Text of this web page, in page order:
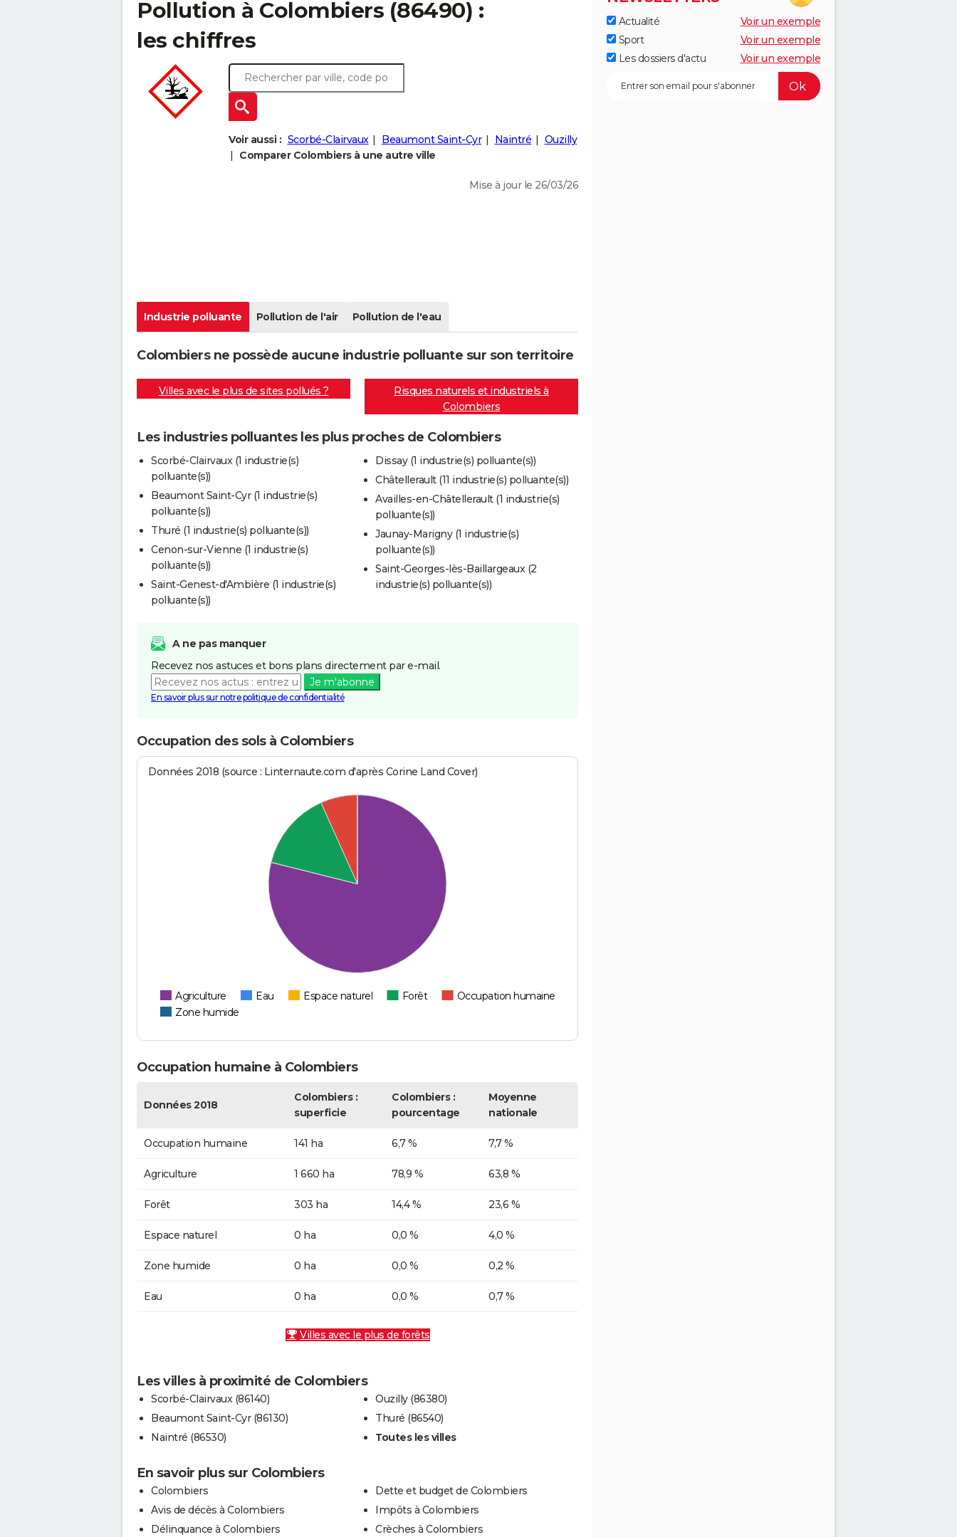
Pollution à Colombiers (86490) :
les chiffres
Voir aussi : Scorbé-Clairvaux Beaumont Saint-Cyr Naintré
Ouzilly
Comparer Colombiers à une autre ville
Mise à jour le 26/03/26
Industrie polluante Pollution de l'air Pollution de l'eau
Colombiers ne possède aucune industrie polluante sur son territoire
Villes avec le plus de sites pollués ?
Risques naturels et industriels à
Colombiers
Les industries polluantes les plus proches de Colombiers
Scorbé-Clairvaux (1 industrie(s)
polluante(s))
Beaumont Saint-Cyr (1 industrie(s)
polluante(s))
Thuré (1 industrie(s) polluante(s))
Cenon-sur-Vienne (1 industrie(s)
polluante(s))
Saint-Genest-d'Ambière (1 industrie(s)
polluante(s))
Dissay (1 industrie(s) polluante(s))
Châtellerault (11 industrie(s) polluante(s))
Availles-en-Châtellerault (1 industrie(s)
polluante(s))
Jaunay-Marigny (1 industrie(s)
polluante(s))
Saint-Georges-lès-Baillargeaux (2
industrie(s) polluante(s))
A ne pas manquer
Recevez nos astuces et bons plans directement par e-mail.
Je m'abonne
En savoir plus sur notre politique de confidentialité
Occupation des sols à Colombiers
Données 2018 (source : Linternaute.com d'après Corine Land Cover)
Agriculture Eau Espace naturel Forêt
Occupation humaine
Zone humide
Occupation humaine à Colombiers
Données 2018
Colombiers :
superficie
Colombiers :
pourcentage
Moyenne
nationale
Occupation humaine 141 ha 6,7 % 7,7 %
Agriculture 1 660 ha 78,9 % 63,8 %
Forêt 303 ha 14,4 % 23,6 %
Espace naturel 0 ha 0,0 % 4,0 %
Zone humide 0 ha 0,0 % 0,2 %
Eau 0 ha 0,0 % 0,7 %
Villes avec le plus de forêts
Les villes à proximité de Colombiers
Scorbé-Clairvaux (86140)
Beaumont Saint-Cyr (86130)
Naintré (86530)
Ouzilly (86380)
Thuré (86540)
Toutes les villes
En savoir plus sur Colombiers
Colombiers
Avis de décès à Colombiers
Délinquance à Colombiers
Dette et budget de Colombiers
Impôts à Colombiers
Crèches à Colombiers
Actualité
Voir un exemple
Sport
Voir un exemple
Les dossiers d'actu
Voir un exemple